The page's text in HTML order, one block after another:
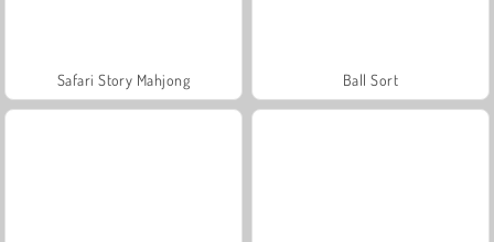
Safari Story Mahjong Ball Sort